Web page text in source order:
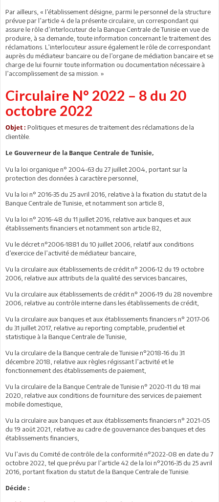
Par ailleurs, « l’établissement désigne, parmi le personnel de la structure
prévue par l’article 4 de la présente circulaire, un correspondant qui
assure le rôle d’interlocuteur de la Banque Centrale de Tunisie en vue de
produire, à sa demande, toute information concernant le traitement des
réclamations. L’interlocuteur assure également le rôle de correspondant
auprès du médiateur bancaire ou de l’organe de médiation bancaire et se
charge de lui fournir toute information ou documentation nécessaire à
l’accomplissement de sa mission. »
Circulaire N° 2022 – 8 du 20
octobre 2022
Objet : Politiques et mesures de traitement des réclamations de la
clientèle.
Le Gouverneur de la Banque Centrale de Tunisie,
Vu la loi organique n° 2004-63 du 27 juillet 2004, portant sur la
protection des données à caractère personnel,
Vu la loi n° 2016-35 du 25 avril 2016, relative à la fixation du statut de la
Banque Centrale de Tunisie, et notamment son article 8,
Vu la loi n° 2016-48 du 11 juillet 2016, relative aux banques et aux
établissements financiers et notamment son article 82,
Vu le décret n°2006-1881 du 10 juillet 2006, relatif aux conditions
d’exercice de l’activité de médiateur bancaire,
Vu la circulaire aux établissements de crédit n° 2006-12 du 19 octobre
2006, relative aux attributs de la qualité des services bancaires,
Vu la circulaire aux établissements de crédit n° 2006-19 du 28 novembre
2006, relative au contrôle interne dans les établissements de crédit,
Vu la circulaire aux banques et aux établissements financiers n° 2017-06
du 31 juillet 2017, relative au reporting comptable, prudentiel et
statistique à la Banque Centrale de Tunisie,
Vu la circulaire de la Banque centrale de Tunisie n°2018-16 du 31
décembre 2018, relative aux règles régissant l’activité et le
fonctionnement des établissements de paiement,
Vu la circulaire de la Banque Centrale de Tunisie n° 2020-11 du 18 mai
2020, relative aux conditions de fourniture des services de paiement
mobile domestique,
Vu la circulaire aux banques et aux établissements financiers n° 2021-05
du 19 août 2021, relative au cadre de gouvernance des banques et des
établissements financiers,
Vu l’avis du Comité de contrôle de la conformité n°2022-08 en date du 7
octobre 2022, tel que prévu par l’article 42 de la loi n°2016-35 du 25 avril
2016, portant fixation du statut de la Banque Centrale de Tunisie.
Décide :